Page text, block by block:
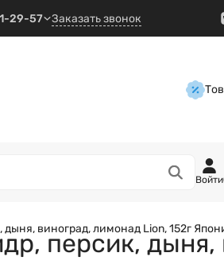
29-57 Заказать звонок
Войти
виноград, лимонад Lion, 152г
персик, дыня,